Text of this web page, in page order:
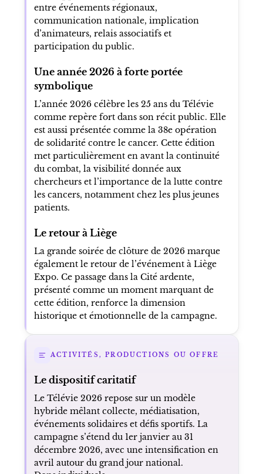
entre événements régionaux,
communication nationale, implication
d’animateurs, relais associatifs et
participation du public.
Une année 2026 à forte portée
symbolique
L’année 2026 célèbre les 25 ans du Télévie
comme repère fort dans son récit public. Elle
est aussi présentée comme la 38e opération
de solidarité contre le cancer. Cette édition
met particulièrement en avant la continuité
du combat, la visibilité donnée aux
chercheurs et l’importance de la lutte contre
les cancers, notamment chez les plus jeunes
patients.
Le retour à Liège
La grande soirée de clôture de 2026 marque
également le retour de l’événement à Liège
Expo. Ce passage dans la Cité ardente,
présenté comme un moment marquant de
cette édition, renforce la dimension
historique et émotionnelle de la campagne.
ACTIVITÉS, PRODUCTIONS OU OFFRE
Le dispositif caritatif
Le Télévie 2026 repose sur un modèle
hybride mêlant collecte, médiatisation,
événements solidaires et défis sportifs. La
campagne s’étend du 1er janvier au 31
décembre 2026, avec une intensification en
avril autour du grand jour national.